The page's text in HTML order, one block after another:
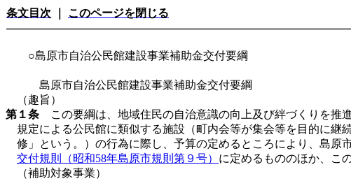
条文目次 このページを閉じる
○島原市自治公民館建設事業補助金交付要綱
島原市自治公民館建設事業補助金交付要綱
（趣旨）
第１条 この要綱は、地域住民の自治意識の向上及び絆づくりを推
規定による公民館に類似する施設（町内会等が集会等を目的に
修」という。）の行為に際し、予算の定めるところにより、島原
交付規則（昭和58年島原市規則第９号） に定めるもののほか、こ
（補助対象事業）